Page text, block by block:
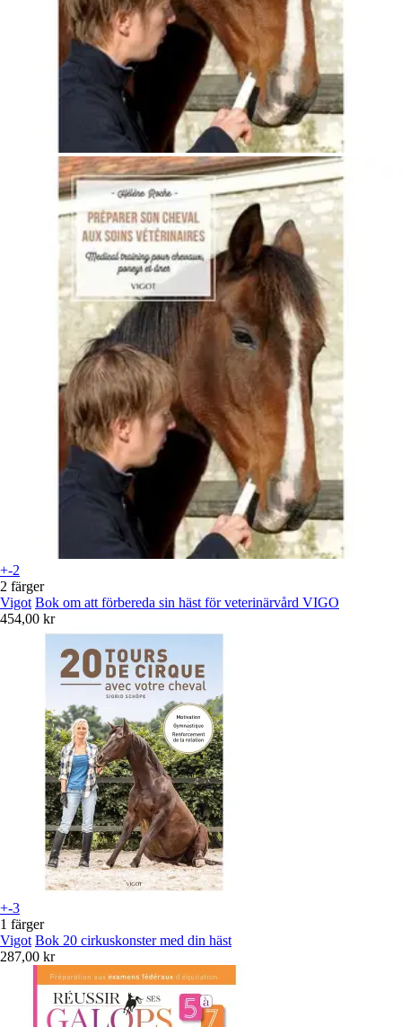
+-2
2 färger
Vigot Bok om att förbereda sin häst för veterinärvård VIGO
454,00 kr
+-3
1 färger
Vigot Bok 20 cirkuskonster med din häst
287,00 kr